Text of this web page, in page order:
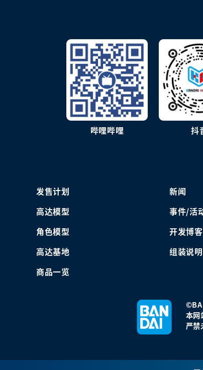
哔哩哔哩 抖
发售计划
高达模型
角色模型
高达基地
商品一览
新闻
事件/活
开发博客
组装说明
本网
严禁